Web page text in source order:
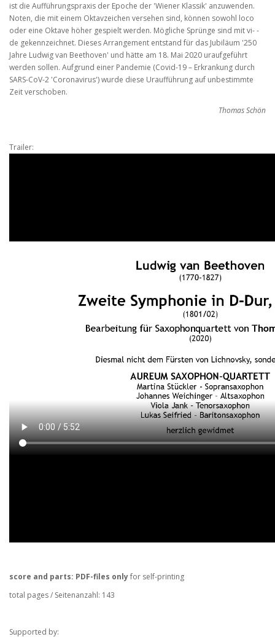
ist die Aufführungspraxis der Epoche der 'Wiener Klassik' anzuwenden.
Noten, die mit einem Oktavzeichen versehen sind, können sowohl loco
oder eine Oktave höher gespielt werden. Mögliche Sprünge sind mit vi- -
de gekennzeichnet. Dieses Arrangement entstand für das Jubiläum '250
Jahre Ludwig van Beethoven' und hätte am 18. Mai 2020 uraufgeführt
werden sollen. Aufgrund einer Pandemie (Covid-19 – Erkrankung durch
SARS-CoV-2 'Coronavirus') wurde diese Uraufführung auf unbestimmte
Zeit verschoben.
Thomas Schön
Trailer:
score and parts: PDF-files onlyfor self-printing
total pages / Seitenanzahl: 143
Supported by: